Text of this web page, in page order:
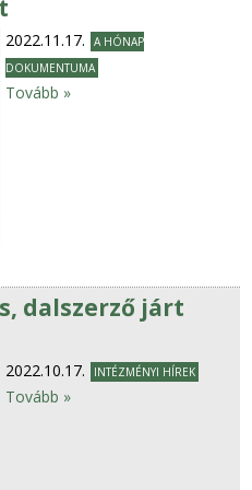
2022.11.17.
A HÓNAP
DOKUMENTUMA
Tovább »
dalszerző járt
2022.10.17. INTÉZMÉNYI HÍREK
Tovább »